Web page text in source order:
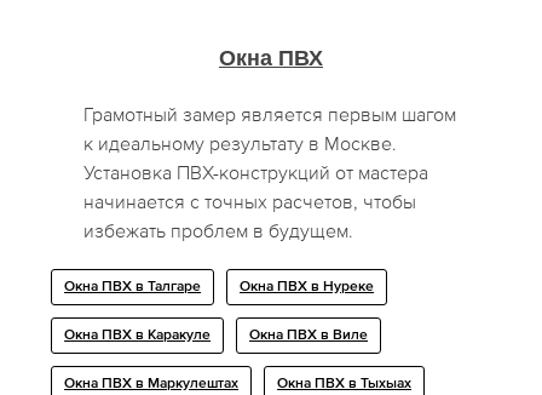
Окна ПВХ
Грамотный замер является первым шагом
к идеальному результату в Москве.
Установка ПВХ-конструкций от мастера
начинается с точных расчетов, чтобы
избежать проблем в будущем.
Окна ПВХ в Талгаре Окна ПВХ в Нуреке
Окна ПВХ в Каракуле Окна ПВХ в Виле
Окна ПВХ в Маркулештах Окна ПВХ в Тыхыах